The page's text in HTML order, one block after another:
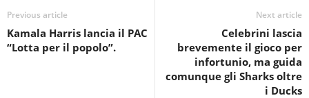
Previous article
Kamala Harris lancia il PAC
“Lotta per il popolo”.
Next article
Celebrini lascia
brevemente il gioco per
infortunio, ma guida
comunque gli Sharks oltre
i Ducks